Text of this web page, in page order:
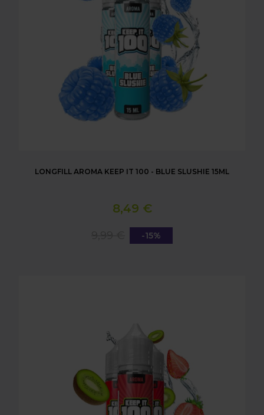
LONGFILL AROMA KEEP IT 100 - BLUE SLUSHIE 15ML
8,49 €
-15%